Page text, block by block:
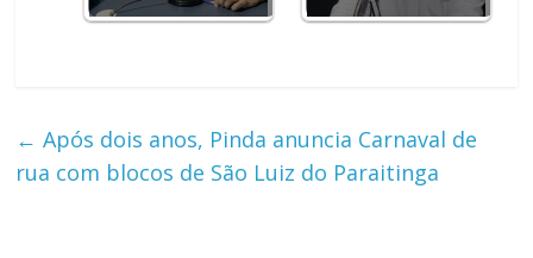
← Após dois anos, Pinda anuncia Carnaval de
rua com blocos de São Luiz do Paraitinga